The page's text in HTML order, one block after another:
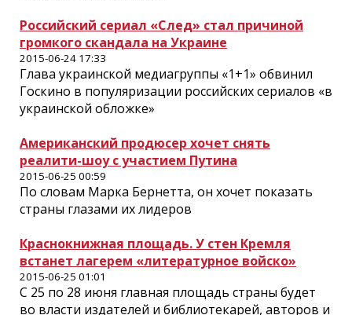
Российский сериал «След» стал причиной
громкого скандала на Украине
2015-06-24 17:33
Глава украинской медиагруппы «1+1» обвинил
Госкино в популяризации российских сериалов «в
украинской обложке»
Американский продюсер хочет снять
реалити-шоу с участием Путина
2015-06-25 00:59
По словам Марка Бернетта, он хочет показать
страны глазами их лидеров
Краснокнижная площадь. У стен Кремля
встанет лагерем «литературное войско»
2015-06-25 01:01
С 25 по 28 июня главная площадь страны будет
во власти издателей и библиотекарей, авторов и